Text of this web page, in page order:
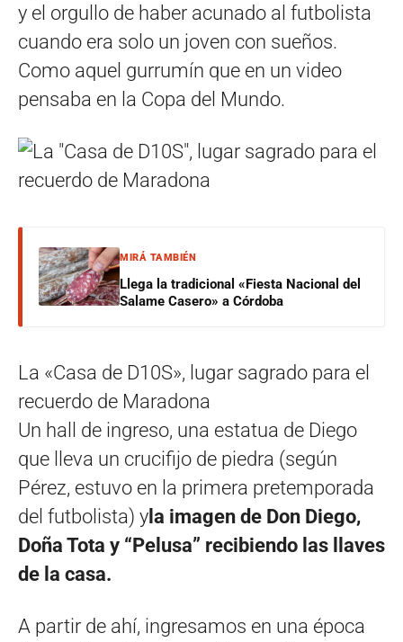
y el orgullo de haber acunado al futbolista
cuando era solo un joven con sueños.
Como aquel gurrumín que en un video
pensaba en la Copa del Mundo.
MIRÁ TAMBIÉN
Llega la tradicional «Fiesta Nacional del
Salame Casero» a Córdoba
La «Casa de D10S», lugar sagrado para el
recuerdo de Maradona
Un hall de ingreso, una estatua de Diego
que lleva un crucifijo de piedra (según
Pérez, estuvo en la primera pretemporada
del futbolista) y la imagen de Don Diego,
Doña Tota y “Pelusa” recibiendo las llaves
de la casa.
A partir de ahí, ingresamos en una época